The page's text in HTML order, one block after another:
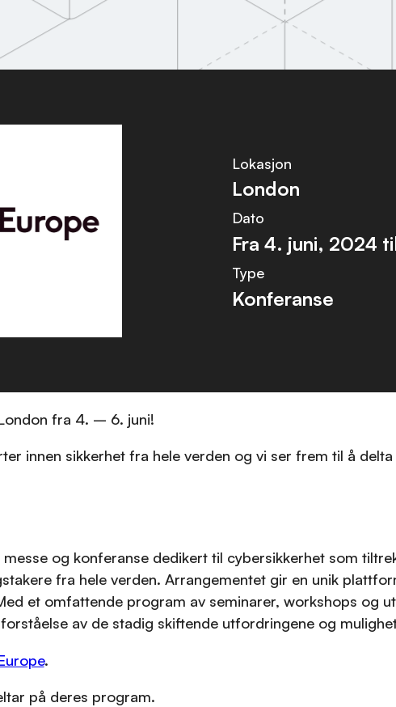
Lokasjon
London
Dato
Fra4. juni, 2024
Type
Konferanse
fra 4. – 6. juni!
innen sikkerhet fra hele verden og vi ser frem til å
og konferanse dedikert til cybersikkerhet som
fra hele verden. Arrangementet gir en unik
et omfattende program av seminarer, workshops og
av de stadig skiftende utfordringene og
.
på deres program.